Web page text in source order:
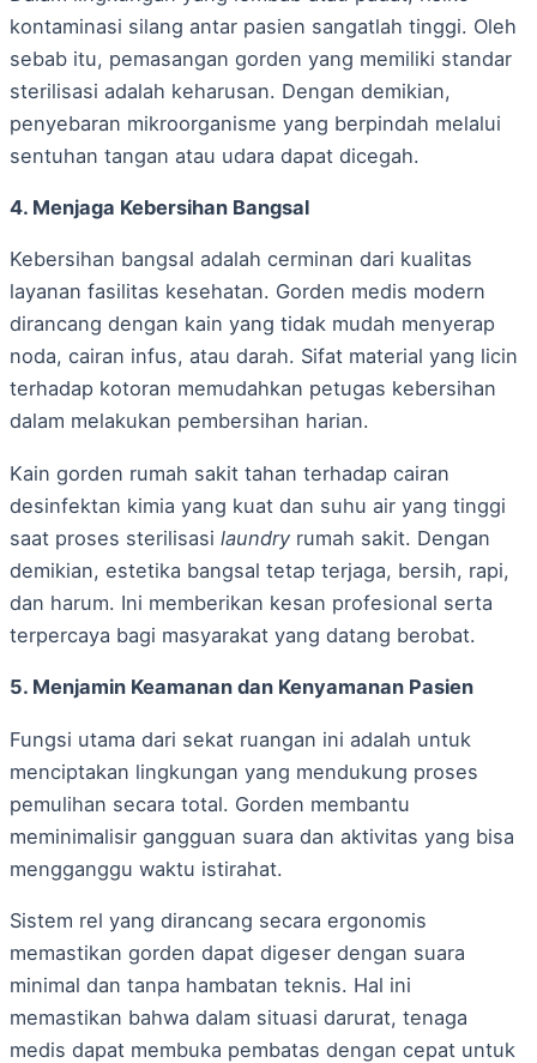
kontaminasi silang antar pasien sangatlah tinggi. Oleh
sebab itu, pemasangan gorden yang memiliki standar
sterilisasi adalah keharusan. Dengan demikian,
penyebaran mikroorganisme yang berpindah melalui
sentuhan tangan atau udara dapat dicegah.
4. Menjaga Kebersihan Bangsal
Kebersihan bangsal adalah cerminan dari kualitas
layanan fasilitas kesehatan. Gorden medis modern
dirancang dengan kain yang tidak mudah menyerap
noda, cairan infus, atau darah. Sifat material yang licin
terhadap kotoran memudahkan petugas kebersihan
dalam melakukan pembersihan harian.
Kain gorden rumah sakit tahan terhadap cairan
desinfektan kimia yang kuat dan suhu air yang tinggi
saat proses sterilisasi laundry rumah sakit. Dengan
demikian, estetika bangsal tetap terjaga, bersih, rapi,
dan harum. Ini memberikan kesan profesional serta
terpercaya bagi masyarakat yang datang berobat.
5. Menjamin Keamanan dan Kenyamanan Pasien
Fungsi utama dari sekat ruangan ini adalah untuk
menciptakan lingkungan yang mendukung proses
pemulihan secara total. Gorden membantu
meminimalisir gangguan suara dan aktivitas yang bisa
mengganggu waktu istirahat.
Sistem rel yang dirancang secara ergonomis
memastikan gorden dapat digeser dengan suara
minimal dan tanpa hambatan teknis. Hal ini
memastikan bahwa dalam situasi darurat, tenaga
medis dapat membuka pembatas dengan cepat untuk